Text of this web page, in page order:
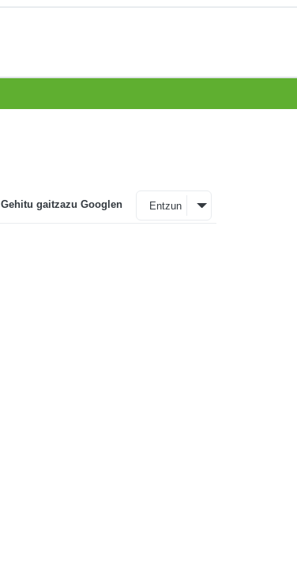
Gehitu gaitzazu Googlen Entzun